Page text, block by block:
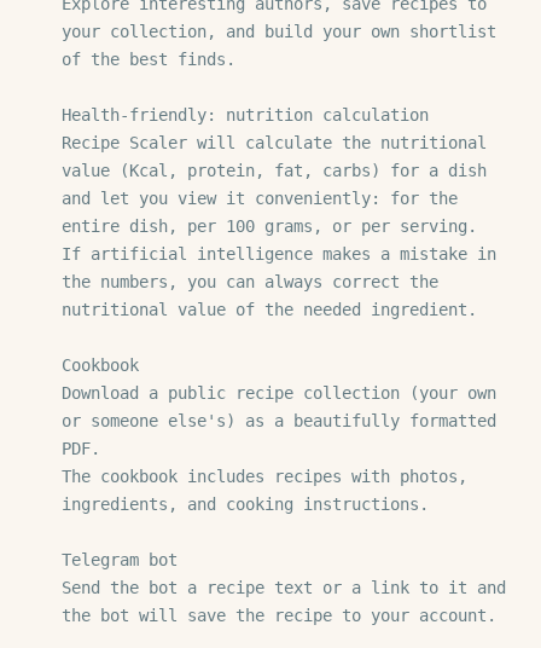
your collection, and build your own shortlist
of the best finds.
Health-friendly: nutrition calculation
Recipe Scaler will calculate the nutritional
value (Kcal, protein, fat, carbs) for a dish
and let you view it conveniently: for the
entire dish, per 100 grams, or per serving.
If artificial intelligence makes a mistake in
the numbers, you can always correct the
nutritional value of the needed ingredient.
Cookbook
Download a public recipe collection (your own
or someone else's) as a beautifully formatted
PDF.
The cookbook includes recipes with photos,
ingredients, and cooking instructions.
Telegram bot
Send the bot a recipe text or a link to it and
the bot will save the recipe to your account.